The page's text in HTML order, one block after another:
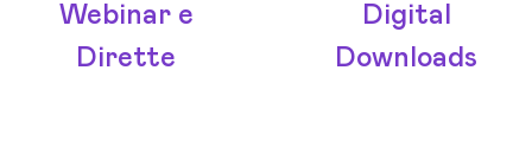
Webinar e
Dirette
Digital
Downloads